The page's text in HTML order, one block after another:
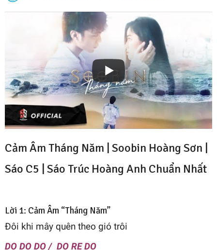
Cảm Âm Tháng Năm | Soobin Hoàng Sơn |
Sáo C5 | Sáo Trúc Hoàng Anh Chuẩn Nhất
Lời 1: Cảm Âm “Tháng Năm”
Đôi khi mây quên theo gió trôi
DO DO DO / DO RE DO